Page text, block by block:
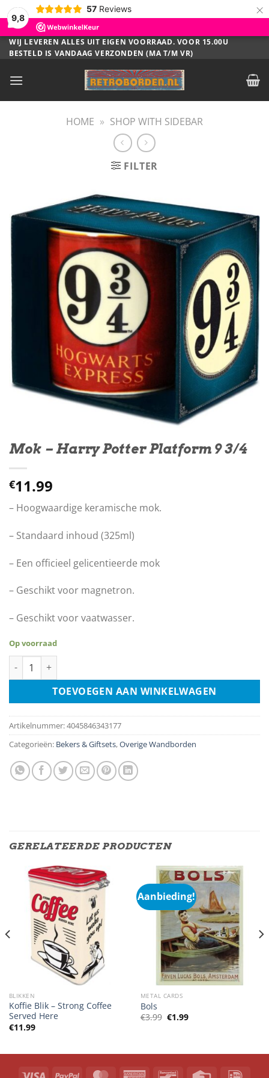
9,8
57 Reviews ×
Ga
naar
WIJ LEVEREN ALLES UIT EIGEN VOORRAAD. VOOR 15.00U
BESTELD IS VANDAAG VERZONDEN (MA T/M VR)
HOME » SHOP WITH SIDEBAR
FILTER
Mok – Harry Potter Platform 9 3/4
€11.99
– Hoogwaardige keramische mok.
– Standaard inhoud (325ml)
– Een officieel gelicentieerde mok
– Geschikt voor magnetron.
– Geschikt voor vaatwasser.
Op voorraad
Mok - Harry Potter Platform 9 3/4 aantal
TOEVOEGEN AAN WINKELWAGEN
Artikelnummer:4045846343177
Categorieën: Bekers & Giftsets,Overige Wandborden
GERELATEERDE PRODUCTEN
BLIKKEN
Koffie Blik – Strong Coffee
Served Here
€11.99
Aanbieding!
METAL CARDS
Bols
€3.99 Oorspronkelijke
€1.99Huidige